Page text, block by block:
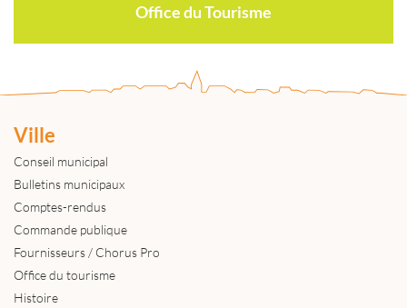
Office du Tourisme
Ville
Conseil municipal
Bulletins municipaux
Comptes-rendus
Commande publique
Fournisseurs / Chorus Pro
Office du tourisme
Histoire